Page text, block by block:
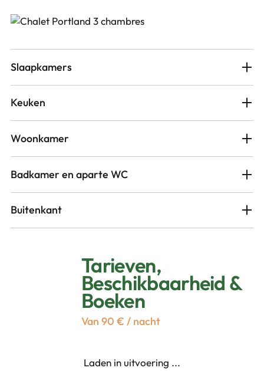
Slaapkamers
Keuken
Woonkamer
Badkamer en aparte WC
Buitenkant
Tarieven,
Beschikbaarheid &
Boeken
Van 90 € / nacht
Laden in uitvoering ...